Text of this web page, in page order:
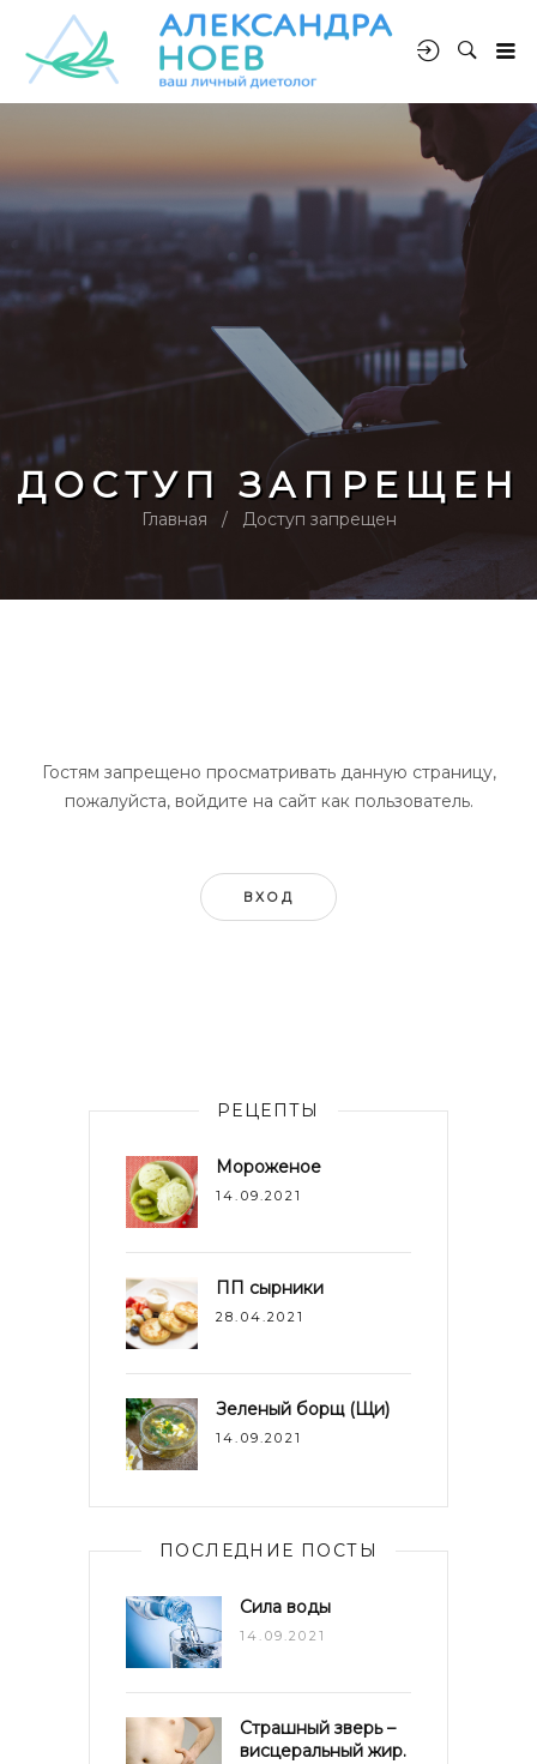
ДОСТУП ЗАПРЕЩЕН
Главная Доступ запрещен
Гостям запрещено просматривать данную страницу,
пожалуйста, войдите на сайт как пользователь.
ВХОД
РЕЦЕПТЫ
Мороженое
14.09.2021
ПП сырники
28.04.2021
Зеленый борщ (Щи)
14.09.2021
ПОСЛЕДНИЕ ПОСТЫ
Сила воды
14.09.2021
Страшный зверь –
висцеральный жир.